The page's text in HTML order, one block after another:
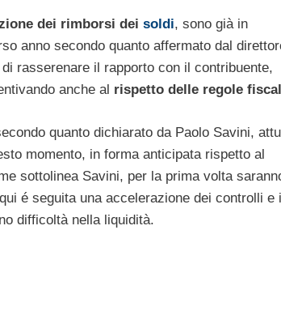
dei rimborsi dei soldi, sono già in
anno secondo quanto affermato dal
rasserenare il rapporto con il contribuente,
anche al rispetto delle regole
quanto dichiarato da Paolo Savini,
momento, in forma anticipata rispetto al
sottolinea Savini, per la prima volta
é seguita una accelerazione dei controlli e
difficoltà nella liquidità.